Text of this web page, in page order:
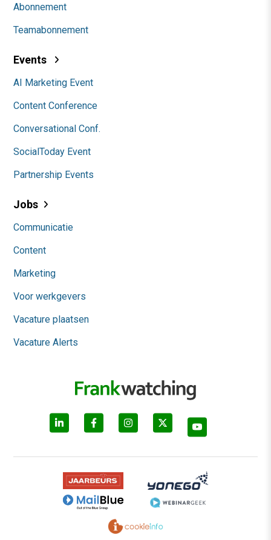
Abonnement
Teamabonnement
Events
AI Marketing Event
Content Conference
Conversational Conf.
SocialToday Event
Partnership Events
Jobs
Communicatie
Content
Marketing
Voor werkgevers
Vacature plaatsen
Vacature Alerts